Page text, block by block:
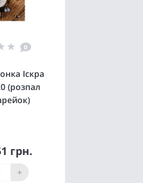
0
Іскра
(розпал
грн.
+